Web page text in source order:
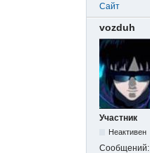
Сайт
vozduh
Участник
Неактивен
Сообщений: